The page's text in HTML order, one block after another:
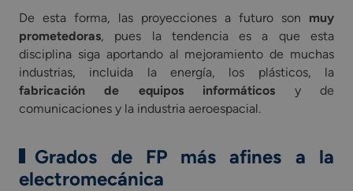
De esta forma, las proyecciones a futuro son muy
prometedoras, pues la tendencia es a que esta
disciplina siga aportando al mejoramiento de muchas
industrias, incluida la energía, los plásticos, la
fabricación de equipos informáticos y de
comunicaciones y la industria aeroespacial.
Grados de FP más afines a la
electromecánica